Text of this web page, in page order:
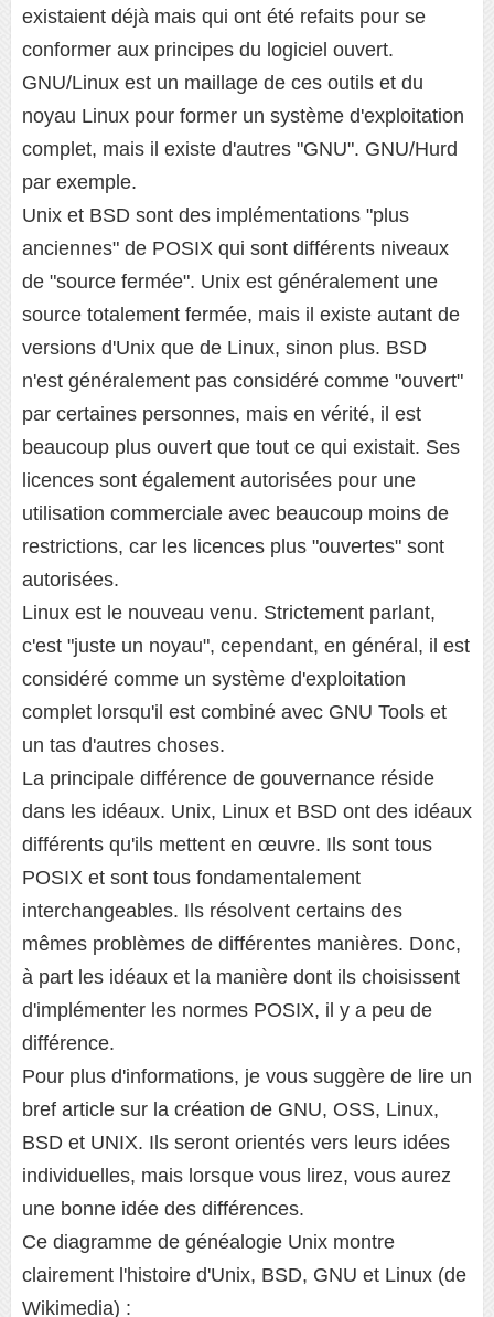
existaient déjà mais qui ont été refaits pour se
conformer aux principes du logiciel ouvert.
GNU/Linux est un maillage de ces outils et du
noyau Linux pour former un système d'exploitation
complet, mais il existe d'autres "GNU". GNU/Hurd
par exemple.
Unix et BSD sont des implémentations "plus
anciennes" de POSIX qui sont différents niveaux
de "source fermée". Unix est généralement une
source totalement fermée, mais il existe autant de
versions d'Unix que de Linux, sinon plus. BSD
n'est généralement pas considéré comme "ouvert"
par certaines personnes, mais en vérité, il est
beaucoup plus ouvert que tout ce qui existait. Ses
licences sont également autorisées pour une
utilisation commerciale avec beaucoup moins de
restrictions, car les licences plus "ouvertes" sont
autorisées.
Linux est le nouveau venu. Strictement parlant,
c'est "juste un noyau", cependant, en général, il est
considéré comme un système d'exploitation
complet lorsqu'il est combiné avec GNU Tools et
un tas d'autres choses.
La principale différence de gouvernance réside
dans les idéaux. Unix, Linux et BSD ont des idéaux
différents qu'ils mettent en œuvre. Ils sont tous
POSIX et sont tous fondamentalement
interchangeables. Ils résolvent certains des
mêmes problèmes de différentes manières. Donc,
à part les idéaux et la manière dont ils choisissent
d'implémenter les normes POSIX, il y a peu de
différence.
Pour plus d'informations, je vous suggère de lire un
bref article sur la création de GNU, OSS, Linux,
BSD et UNIX. Ils seront orientés vers leurs idées
individuelles, mais lorsque vous lirez, vous aurez
une bonne idée des différences.
Ce diagramme de généalogie Unix montre
clairement l'histoire d'Unix, BSD, GNU et Linux (de
Wikimedia) :